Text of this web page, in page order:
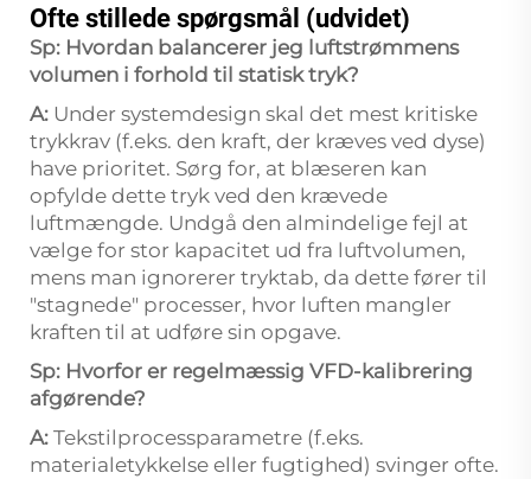
Ofte stillede spørgsmål (udvidet)
Sp: Hvordan balancerer jeg luftstrømmens
volumen i forhold til statisk tryk?
A: Under systemdesign skal det mest kritiske
trykkrav (f.eks. den kraft, der kræves ved dyse)
have prioritet. Sørg for, at blæseren kan
opfylde dette tryk ved den krævede
luftmængde. Undgå den almindelige fejl at
vælge for stor kapacitet ud fra luftvolumen,
mens man ignorerer tryktab, da dette fører til
"stagne­de" processer, hvor luften mangler
kraften til at udføre sin opgave.
Sp: Hvorfor er regelmæssig VFD-kalibrering
afgørende?
A: Tekstilprocessparametre (f.eks.
materialetykkelse eller fugtighed) svinger ofte.